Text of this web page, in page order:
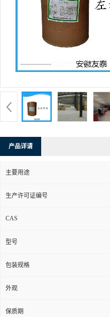
产品详请
主要用途
生产许可证编号
CAS
型号
包装规格
外观
保质期